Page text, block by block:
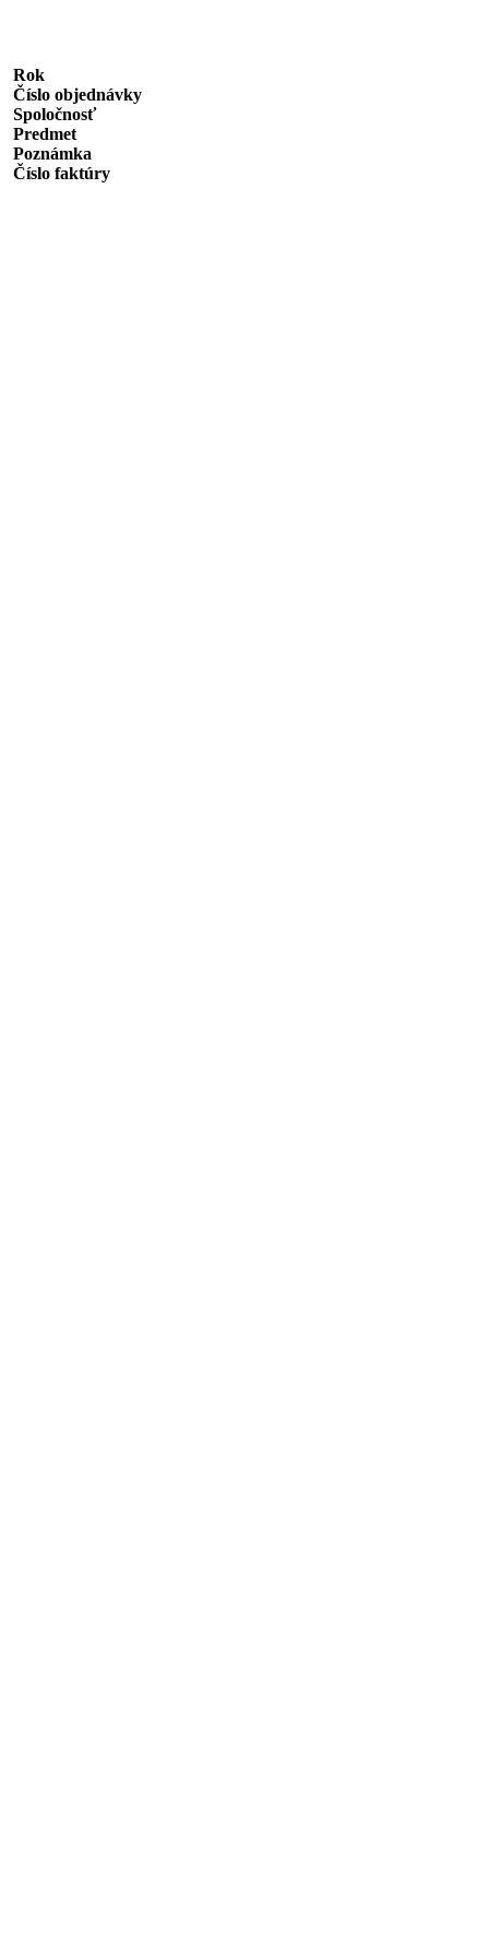
Rok
Číslo objednávky
Spoločnosť
Predmet
Poznámka
Číslo faktúry